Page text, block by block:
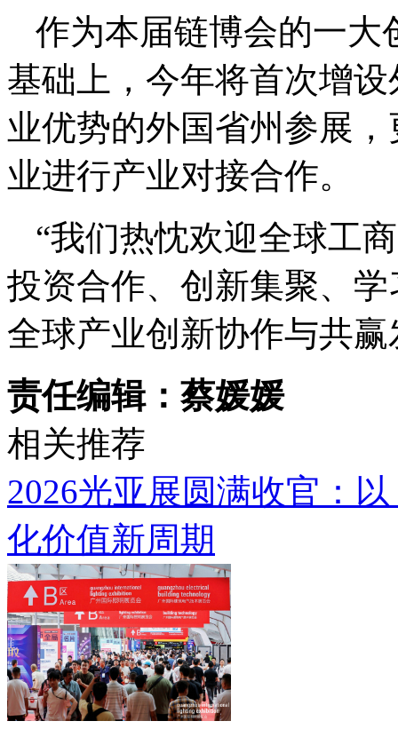
作为本届链博会的一大
基础上，今年将首次增
业优势的外国省州参展
业进行产业对接合作。
“我们热忱欢迎全球工
投资合作、创新集聚、
全球产业创新协作与共
责任编辑：蔡媛媛
相关推荐
2026光亚展圆满收官：
化价值新周期